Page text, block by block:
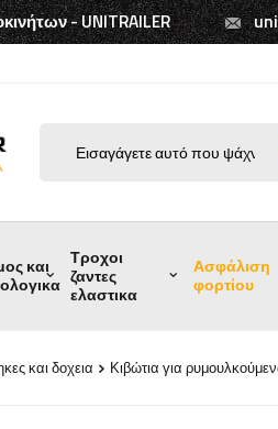
- UNITRAILER
και
Τροχοι
ζαντες
ελαστικα
Ασφάλιση
φορτίου
και δοχεια Κιβώτια για